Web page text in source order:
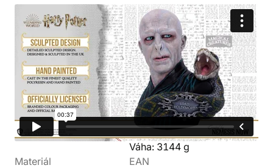
Detaily produktu
Svět
Harry Potter
Výrobce
Nemesis Now
Postava
Voldemort
Parametry
Výška: 30 cm
Váha: 3144 g
Materiál
EAN